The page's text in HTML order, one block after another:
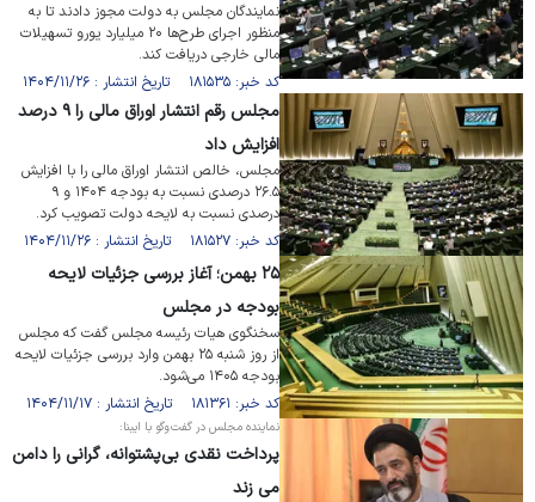
نمایندگان مجلس به دولت مجوز دادند تا به
منظور اجرای طرح‌ها ۲۰ میلیارد یورو تسهیلات
مالی خارجی دریافت کند.
کد خبر: ۱۸۱۵۳۵ تاریخ انتشار : ۱۴۰۴/۱۱/۲۶
مجلس رقم انتشار اوراق مالی را ۹ درصد
افزایش داد
مجلس، خالص انتشار اوراق مالی را با افزایش
۲۶.۵ درصدی نسبت به بودجه ۱۴۰۴ و ۹
درصدی نسبت به لایحه دولت تصویب کرد.
کد خبر: ۱۸۱۵۲۷ تاریخ انتشار : ۱۴۰۴/۱۱/۲۶
۲۵ بهمن؛ آغاز بررسی جزئیات لایحه
بودجه در مجلس
سخنگوی هیات رئیسه مجلس گفت که مجلس
از روز شنبه ۲۵ بهمن وارد بررسی جزئیات لایحه
بودجه ۱۴۰۵ می‌شود.
کد خبر: ۱۸۱۳۶۱ تاریخ انتشار : ۱۴۰۴/۱۱/۱۷
نماینده مجلس در گفت‌وگو با ایبنا:
پرداخت‌ نقدی بی‌پشتوانه، گرانی را دامن
می زند